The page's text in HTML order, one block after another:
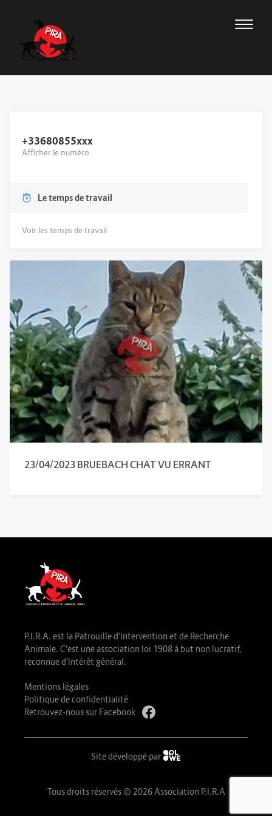
+33680855xxx
Afficher le numéro
Le temps de travail
Voir les temps de travail
23/04/2023 BRUEBACH CHAT VU ERRANT
P.I.R.A. est la Patrouille d’Intervention et de Recherche
Animale. C’est une association loi 1908 à but non lucratif,
reconnue d’intérêt général.
Mentions légales
Politique de confidentialité
Retrouvez-nous sur Facebook
Site développé par
Tous droits réservés © 2026 Association P.I.R.A